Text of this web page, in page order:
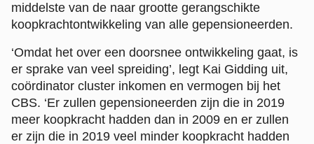
middelste van de naar grootte gerangschikte
koopkrachtontwikkeling van alle gepensioneerden.
‘Omdat het over een doorsnee ontwikkeling gaat, is
er sprake van veel spreiding’, legt Kai Gidding uit,
coördinator cluster inkomen en vermogen bij het
CBS. ‘Er zullen gepensioneerden zijn die in 2019
meer koopkracht hadden dan in 2009 en er zullen
er zijn die in 2019 veel minder koopkracht hadden